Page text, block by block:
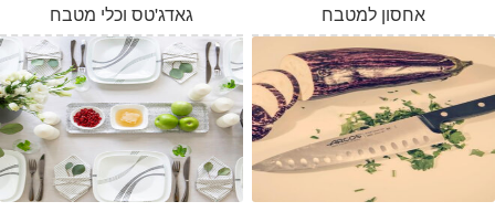
גאדג'טס וכלי מטבח אחסון למטבח